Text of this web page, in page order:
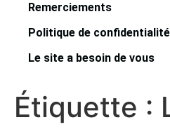
Remerciements
Politique de confidentialité
Le site a besoin de vous
Étiquette :